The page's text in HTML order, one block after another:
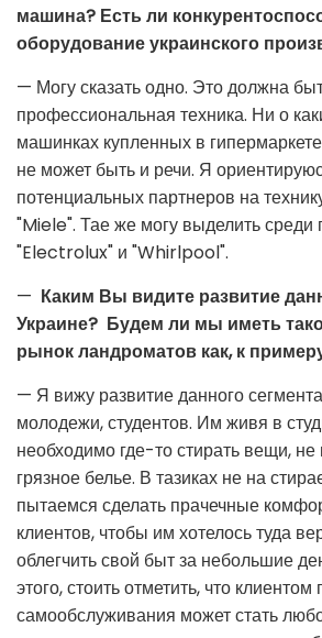
машина? Есть ли
оборудование украинского
— Могу сказать одно. Это должна
профессиональная техника. Ни о
машинках купленных в
не может быть и речи. Я
потенциальных партнеров на
"Miele". Тае же могу выделить среди
"Electrolux" и "Whirlpool".
— Каким Вы видите развитие
Украине? Будем ли мы иметь
рынок ландроматов как, к
— Я вижу развитие данного
молодежи, студентов. Им живя в
необходимо где-то стирать вещи,
грязное белье. В тазиках не на
пытаемся сделать прачечные
клиентов, чтобы им хотелось туда
облегчить свой быт за небольшие
этого, стоить отметить, что клиентом
самообслуживания может стать